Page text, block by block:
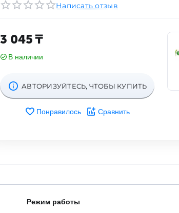
Написать отзыв
3 045₸
В наличии
АВТОРИЗУЙТЕСЬ, ЧТОБЫ КУПИТЬ
Понравилось Сравнить
Режим работы